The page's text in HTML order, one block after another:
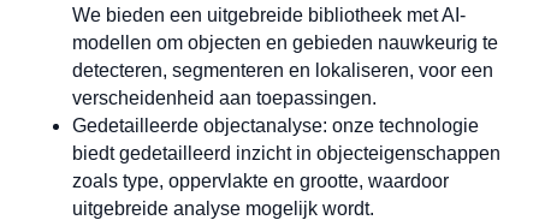
We bieden een uitgebreide bibliotheek met AI-
modellen om objecten en gebieden nauwkeurig te
detecteren, segmenteren en lokaliseren, voor een
verscheidenheid aan toepassingen.
Gedetailleerde objectanalyse: onze technologie
biedt gedetailleerd inzicht in objecteigenschappen
zoals type, oppervlakte en grootte, waardoor
uitgebreide analyse mogelijk wordt.